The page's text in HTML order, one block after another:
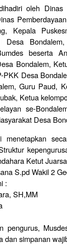
oleh
Kepala
Desa
beserta
Bondalem,
PKK Desa
Guru Paud,
Ketua
se-
Desa
menetapkan
Ketut
S.pd Wakil 2
:
SH,MM
pengurus,
dan simpanan